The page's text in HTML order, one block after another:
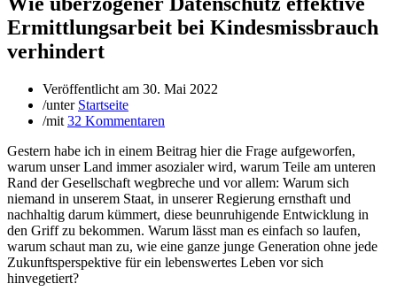
Ermittlungsarbeit bei Kindesmissbrauch
verhindert
Veröffentlicht am 30. Mai 2022
/unter Startseite
/mit 32 Kommentaren
Gestern habe ich in einem Beitrag hier die Frage aufgeworfen,
warum unser Land immer asozialer wird, warum Teile am unteren
Rand der Gesellschaft wegbreche und vor allem: Warum sich
niemand in unserem Staat, in unserer Regierung ernsthaft und
nachhaltig darum kümmert, diese beunruhigende Entwicklung in
den Griff zu bekommen. Warum lässt man es einfach so laufen,
warum schaut man zu, wie eine ganze junge Generation ohne jede
Zukunftsperspektive für ein lebenswertes Leben vor sich
hinvegetiert?